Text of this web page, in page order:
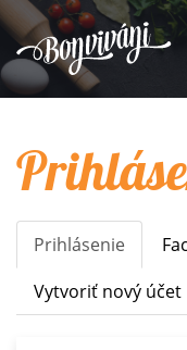
Primary
tabs
Prihlásenie (aktívna
karta)
Vytvoriť nový účet